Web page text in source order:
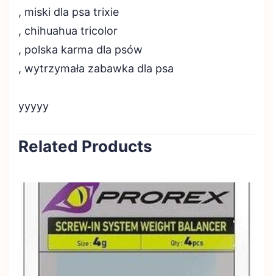
, miski dla psa trixie
, chihuahua tricolor
, polska karma dla psów
, wytrzymała zabawka dla psa
yyyyy
Related Products